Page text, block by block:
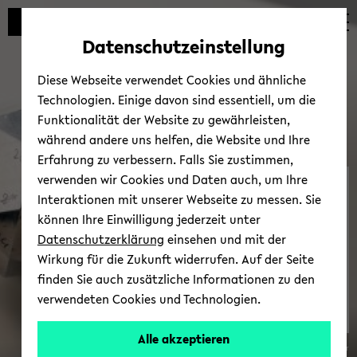
Automatische
vermeiden
zum
wechseln
zum
wechseln
zum
wechseln
Dritt­mit­tel­pro­fil
© Pa­trick Poll­mei­er
Datenschutzeinstellung
Diese Webseite verwendet Cookies und ähnliche
Technologien. Einige davon sind essentiell, um die
Funktionalität der Website zu gewährleisten,
während andere uns helfen, die Website und Ihre
Erfahrung zu verbessern. Falls Sie zustimmen,
verwenden wir Cookies und Daten auch, um Ihre
Interaktionen mit unserer Webseite zu messen. Sie
können Ihre Einwilligung jederzeit unter
Datenschutzerklärung einsehen und mit der
Wirkung für die Zukunft widerrufen. Auf der Seite
finden Sie auch zusätzliche Informationen zu den
verwendeten Cookies und Technologien.
Alle akzeptieren